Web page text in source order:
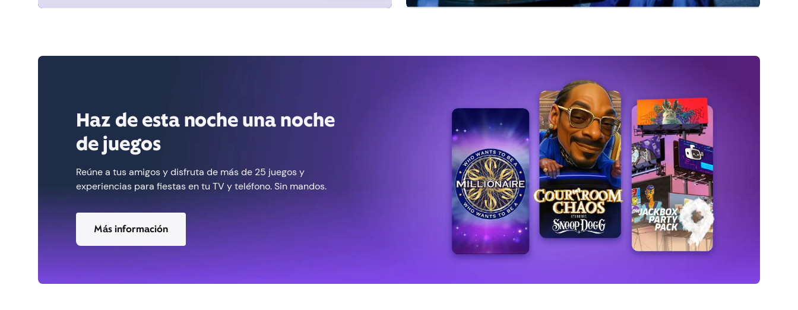
Haz de esta noche una noche
de juegos
Reúne a tus amigos y disfruta de más de 25 juegos y
experiencias para fiestas en tu TV y teléfono. Sin mandos.
Más información